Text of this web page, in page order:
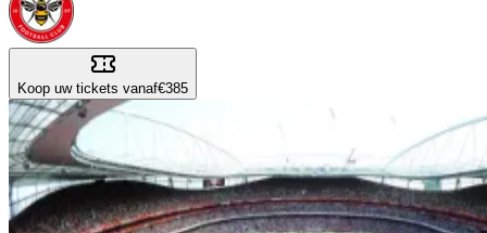
Koop uw tickets vanaf€385